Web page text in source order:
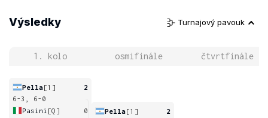
Výsledky Turnajový pavouk
1. kolo osmifinále čtvrtfinále
Pella[1]
2
6-3, 6-0
Pasini [Q] 0 Pella[1]
2